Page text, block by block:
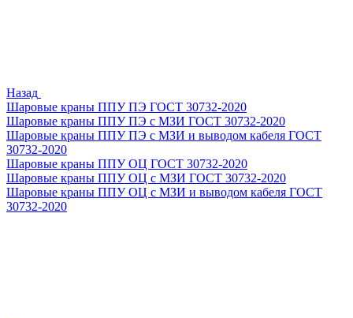
Назад
Шаровые краны ППУ ПЭ ГОСТ 30732-2020
Шаровые краны ППУ ПЭ с МЗИ ГОСТ 30732-2020
Шаровые краны ППУ ПЭ с МЗИ и выводом кабеля ГОСТ
30732-2020
Шаровые краны ППУ ОЦ ГОСТ 30732-2020
Шаровые краны ППУ ОЦ с МЗИ ГОСТ 30732-2020
Шаровые краны ППУ ОЦ с МЗИ и выводом кабеля ГОСТ
30732-2020